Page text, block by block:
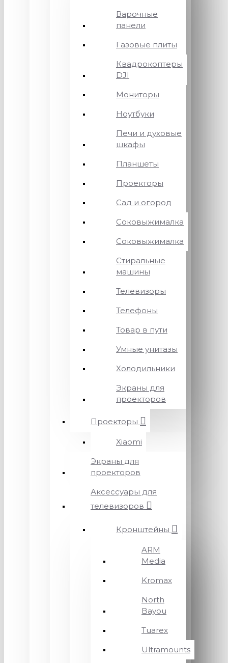
Варочные
панели
Газовые плиты
Квадрокоптеры
DJI
Мониторы
Ноутбуки
Печи и духовые
шкафы
Планшеты
Проекторы
Сад и огород
Соковыжималка
Соковыжималка
Стиральные
машины
Телевизоры
Телефоны
Товар в пути
Умные унитазы
Холодильники
Экраны для
проекторов
Проекторы
Xiaomi
Экраны для
проекторов
Аксессуары для
телевизоров
Кронштейны
ARM
Media
Kromax
North
Bayou
Tuarex
Ultramounts